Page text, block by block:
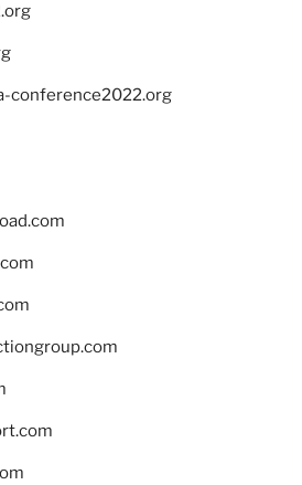
conference2022.org